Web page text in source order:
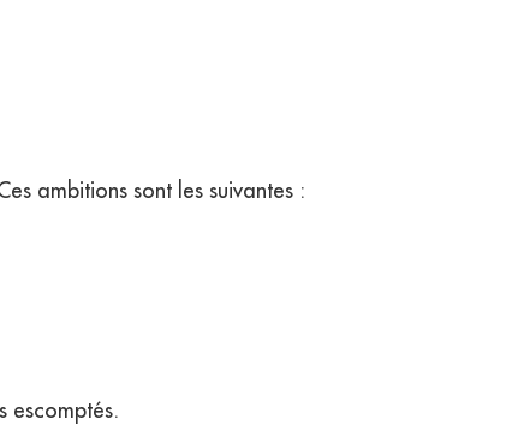
ambitions sont les suivantes :
escomptés.